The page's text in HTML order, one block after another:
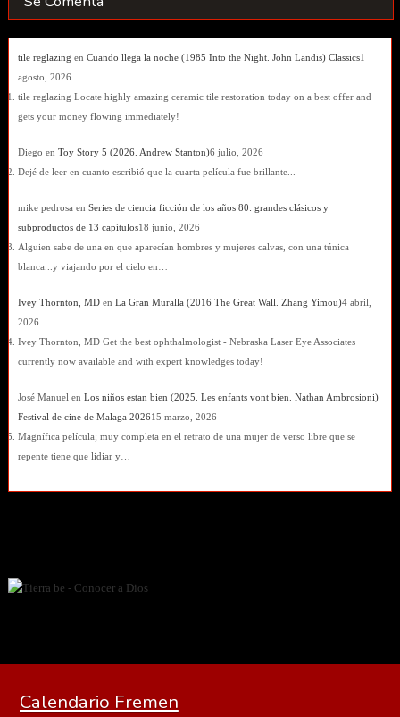
tile reglazing en Cuando llega la noche (1985 Into the Night. John Landis) Classics1
agosto, 2026
tile reglazing Locate highly amazing ceramic tile restoration today on a best offer and
gets your money flowing immediately!
Diego en Toy Story 5 (2026. Andrew Stanton)6 julio, 2026
Dejé de leer en cuanto escribió que la cuarta película fue brillante...
mike pedrosa en Series de ciencia ficción de los años 80: grandes clásicos y
subproductos de 13 capítulos18 junio, 2026
Alguien sabe de una en que aparecían hombres y mujeres calvas, con una túnica
blanca...y viajando por el cielo en…
Ivey Thornton, MDen La Gran Muralla (2016 The Great Wall. Zhang Yimou)4 abril,
2026
Ivey Thornton, MD Get the best ophthalmologist - Nebraska Laser Eye Associates
currently now available and with expert knowledges today!
José Manuel en Los niños estan bien (2025. Les enfants vont bien. Nathan Ambrosioni)
Festival de cine de Malaga 202615 marzo, 2026
Magnífica película; muy completa en el retrato de una mujer de verso libre que se
repente tiene que lidiar y…
Calendario Fremen